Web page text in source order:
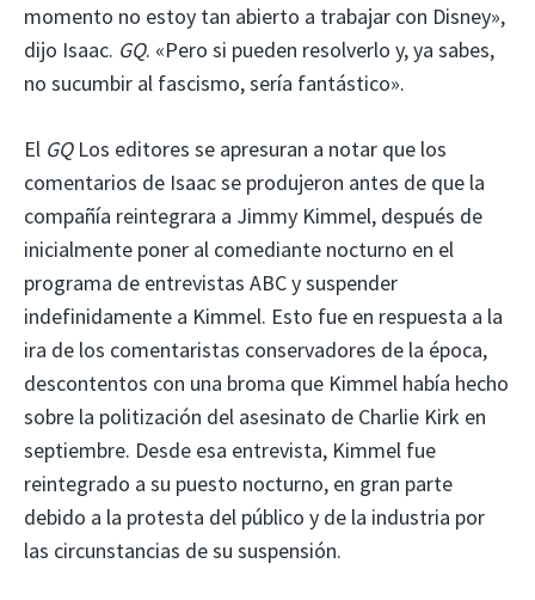
momento no estoy tan abierto a trabajar con Disney»,
dijo Isaac. GQ. «Pero si pueden resolverlo y, ya sabes,
no sucumbir al fascismo, sería fantástico».
El GQLos editores se apresuran a notar que los
comentarios de Isaac se produjeron antes de que la
compañía reintegrara a Jimmy Kimmel, después de
inicialmente poner al comediante nocturno en el
programa de entrevistas ABC y suspender
indefinidamente a Kimmel. Esto fue en respuesta a la
ira de los comentaristas conservadores de la época,
descontentos con una broma que Kimmel había hecho
sobre la politización del asesinato de Charlie Kirk en
septiembre. Desde esa entrevista, Kimmel fue
reintegrado a su puesto nocturno, en gran parte
debido a la protesta del público y de la industria por
las circunstancias de su suspensión.